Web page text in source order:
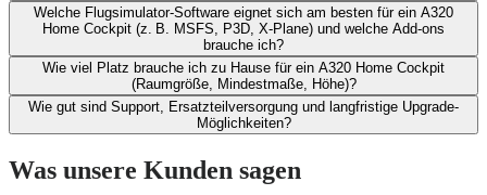
Welche Flugsimulator-Software eignet sich am besten für ein A320
Home Cockpit (z. B. MSFS, P3D, X‑Plane) und welche Add-ons
brauche ich?​
Wie viel Platz brauche ich zu Hause für ein A320 Home Cockpit
(Raumgröße, Mindestmaße, Höhe)?​
Wie gut sind Support, Ersatzteilversorgung und langfristige Upgrade-
Möglichkeiten?
Was unsere Kunden sagen